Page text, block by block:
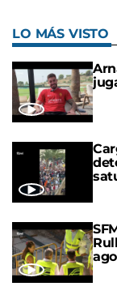
LO MÁS VISTO